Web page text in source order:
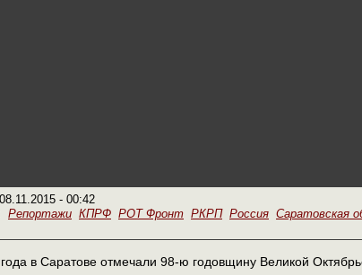
08.11.2015 - 00:42
Репортажи КПРФ РОТ Фронт РКРП Россия Саратовская
в Саратове отмечали 98-ю годовщину Великой